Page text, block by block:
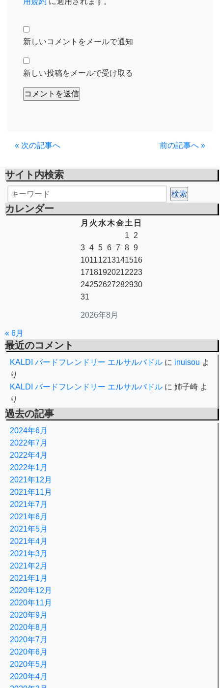
新しいコメントをメールで通知
新しい投稿をメールで受け取る
前の記事へ »
« 次の記事へ
サイト内検索
カレンダー
2026年8月
月 火 水木金 土 日
1
2
3 4 5 6 7 8 9
10111213141516
17181920212223
24252627282930
31
« 6月
最近のコメント
KALDI バードフレンドリー エルサルバドル に inuisou よ
り
KALDI バードフレンドリー エルサルバドル に 姉子崎 よ
り
過去の記事
2024年6月
2022年7月
2022年4月
2022年1月
2021年12月
2021年11月
2021年7月
2021年6月
2021年5月
2021年4月
2021年3月
2021年2月
2021年1月
2020年12月
2020年11月
2020年9月
2020年8月
2020年7月
2020年6月
2020年5月
2020年4月